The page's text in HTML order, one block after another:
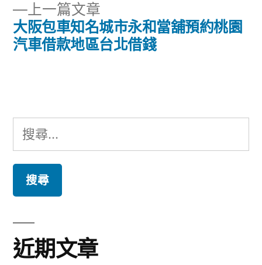
導
覽
上一篇文章
一
篇
大阪包車知名城市永和當舖預約桃園
汽車借款地區台北借錢
搜
尋
鍵
字:
近期文章